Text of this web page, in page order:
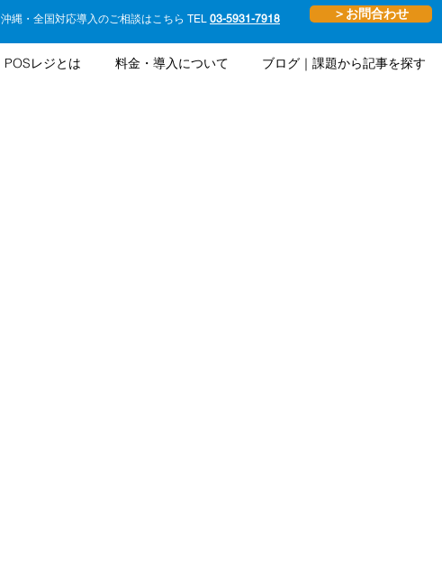
沖縄・全国対応導入のご相談はこちら TEL 03-5931-7918 ＞お問合わせ
POSレジとは 料金・導入について ブログ｜課題から記事を探す